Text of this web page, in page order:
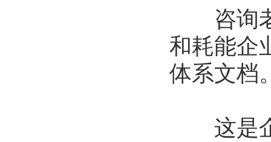
咨询老
和耗能企
体系文档
这是企